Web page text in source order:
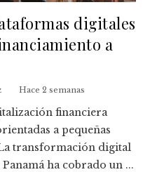
digitales
a
Hace 2 semanas
financiera
a pequeñas
transformación digital
ha cobrado un ...